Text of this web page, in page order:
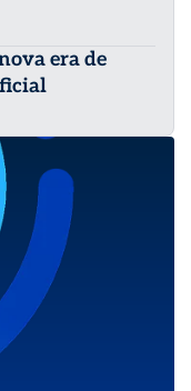
era de